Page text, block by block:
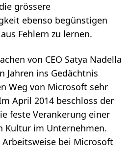
grössere
ebenso begünstigen
Fehlern zu lernen.
von CEO Satya Nadella
Jahren ins Gedächtnis
Weg von Microsoft sehr
April 2014 beschloss der
feste Verankerung einer
Kultur im Unternehmen.
bei Microsoft